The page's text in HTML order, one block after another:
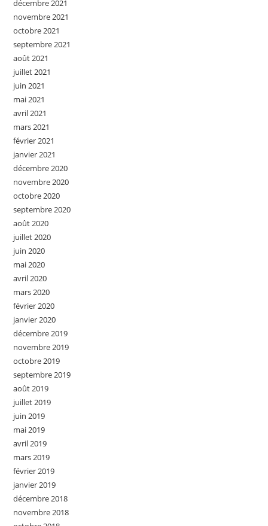
décembre 2021
novembre 2021
octobre 2021
septembre 2021
août 2021
juillet 2021
juin 2021
mai 2021
avril 2021
mars 2021
février 2021
janvier 2021
décembre 2020
novembre 2020
octobre 2020
septembre 2020
août 2020
juillet 2020
juin 2020
mai 2020
avril 2020
mars 2020
février 2020
janvier 2020
décembre 2019
novembre 2019
octobre 2019
septembre 2019
août 2019
juillet 2019
juin 2019
mai 2019
avril 2019
mars 2019
février 2019
janvier 2019
décembre 2018
novembre 2018